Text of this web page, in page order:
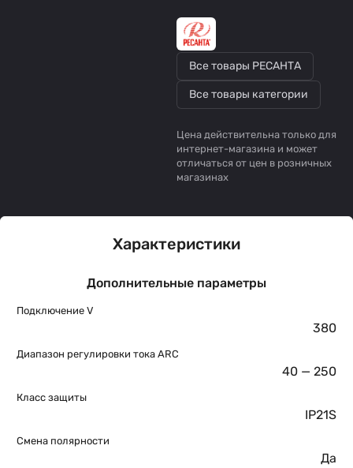
Все товары РЕСАНТА
Все товары категории
Цена действительна только для
интернет-магазина и может
отличаться от цен в розничных
магазинах
Характеристики
Дополнительные параметры
Подключение V
380
Диапазон регулировки тока ARC
40 — 250
Класс защиты
IP21S
Смена полярности
Да